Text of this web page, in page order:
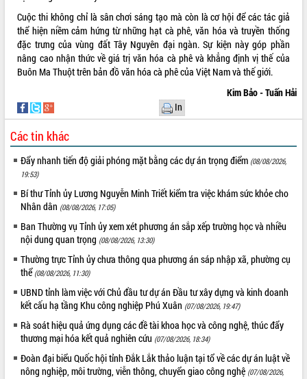
UBND tỉnh họp báo định kỳ tháng 4
năm 2026
Hội thảo khoa học “Giải pháp thúc đẩy
phát triển nền kinh tế xanh tại tỉnh
Đắk Lắk”
hiện nhiệm vụ quản lý tài sản công
hàng tuần
Tháo gỡ những vướng mắc, đẩy mạnh
công tác cải cách thủ tục hành chính
tại Trung tâm Phục vụ hành chính
công tỉnh
Đắk Lắk: Tôn vinh 46 giải pháp tại Hội
thi Sáng tạo Kỹ thuật 2024 - 2025
Đắk Lắk rà soát, điều chỉnh Đề án 190
về phát triển nuôi trồng thủy sản
Phó Chủ tịch UBND tỉnh Đắk Lắk
Trương Công Thái kiểm tra thực địa
Dự án cao tốc Khánh Hòa - Buôn Ma
Thuột
Định vị cà phê Việt Nam như một “di
sản sống” trong dòng chảy toàn cầu
Xây dựng nông thôn mới: Nâng cao đời
sống người dân từ những mô hình thiết
thực
Cuộc thi không chỉ là sân chơi sáng tạo mà còn là cơ hội để các tác giả
thể hiện niềm cảm hứng từ những hạt cà phê, văn hóa và truyền thống
đặc trưng của vùng đất Tây Nguyên đại ngàn. Sự kiện này góp phần
nâng cao nhận thức về giá trị văn hóa cà phê và khẳng định vị thế của
Buôn Ma Thuột trên bản đồ văn hóa cà phê của Việt Nam và thế giới.
Kim Bảo - Tuấn Hải
In
Các tin khác
Đẩy nhanh tiến độ giải phóng mặt bằng các dự án trọng điểm (08/08/2026,
19:53)
Bí thư Tỉnh ủy Lương Nguyễn Minh Triết kiểm tra việc khám sức khỏe cho
Nhân dân (08/08/2026, 17:05)
Ban Thường vụ Tỉnh ủy xem xét phương án sắp xếp trường học và nhiều
nội dung quan trọng (08/08/2026, 13:30)
Thường trực Tỉnh ủy chưa thông qua phương án sáp nhập xã, phường cụ
thể (08/08/2026, 11:30)
UBND tỉnh làm việc với Chủ đầu tư dự án Đầu tư xây dựng và kinh doanh
kết cấu hạ tầng Khu công nghiệp Phú Xuân (07/08/2026, 19:47)
Rà soát hiệu quả ứng dụng các đề tài khoa học và công nghệ, thúc đẩy
thương mại hóa kết quả nghiên cứu (07/08/2026, 18:34)
Đoàn đại biểu Quốc hội tỉnh Đắk Lắk thảo luận tại tổ về các dự án luật về
nông nghiệp, môi trường, viễn thông, chuyển giao công nghệ (07/08/2026,